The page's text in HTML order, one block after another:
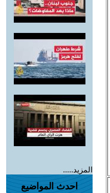
المزيد.....
احدث المواضيع